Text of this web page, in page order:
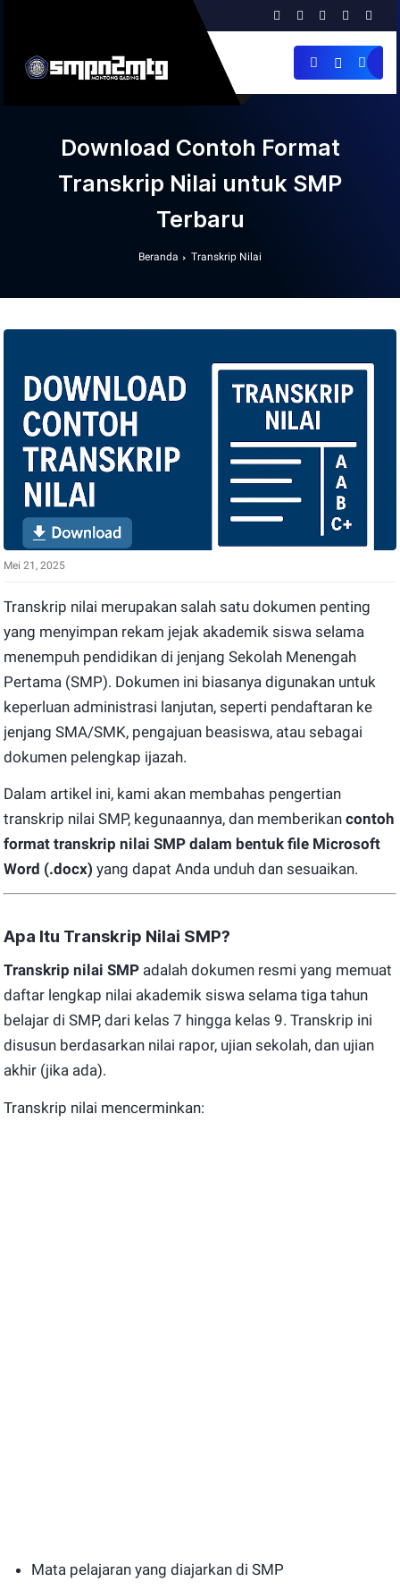
Download Contoh Format
Transkrip Nilai untuk SMP
Terbaru
Beranda Transkrip Nilai
Mei 21, 2025
Transkrip nilai merupakan salah satu dokumen penting
yang menyimpan rekam jejak akademik siswa selama
menempuh pendidikan di jenjang Sekolah Menengah
Pertama (SMP). Dokumen ini biasanya digunakan untuk
keperluan administrasi lanjutan, seperti pendaftaran ke
jenjang SMA/SMK, pengajuan beasiswa, atau sebagai
dokumen pelengkap ijazah.
Dalam artikel ini, kami akan membahas pengertian
transkrip nilai SMP, kegunaannya, dan memberikancontoh
format transkrip nilai SMP dalam bentuk file Microsoft
Word (.docx) yang dapat Anda unduh dan sesuaikan.
Apa Itu Transkrip Nilai SMP?
Transkrip nilai SMP adalah dokumen resmi yang memuat
daftar lengkap nilai akademik siswa selama tiga tahun
belajar di SMP, dari kelas 7 hingga kelas 9. Transkrip ini
disusun berdasarkan nilai rapor, ujian sekolah, dan ujian
akhir (jika ada).
Transkrip nilai mencerminkan:
Mata pelajaran yang diajarkan di SMP